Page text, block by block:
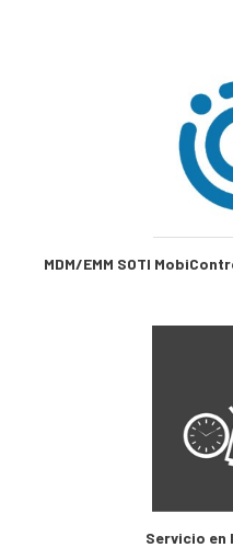
MDM/EMM SOTI
Servicio en